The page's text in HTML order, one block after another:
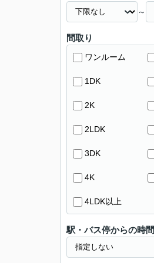
～
間取り
ワンルーム
1DK
2K
2LDK
3DK
4K
4LDK以上
駅・バス停からの時間